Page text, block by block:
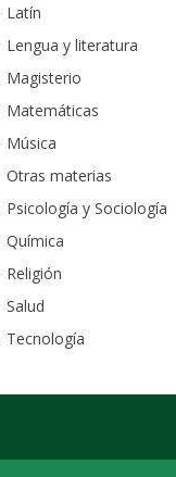
Latín
Lengua y literatura
Magisterio
Matemáticas
Música
Otras materias
Psicología y Sociología
Química
Religión
Salud
Tecnología